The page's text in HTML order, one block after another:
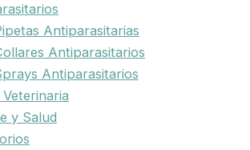
Antiparasitarias
Antiparasitarios
Antiparasitarios
Veterinaria
y Salud